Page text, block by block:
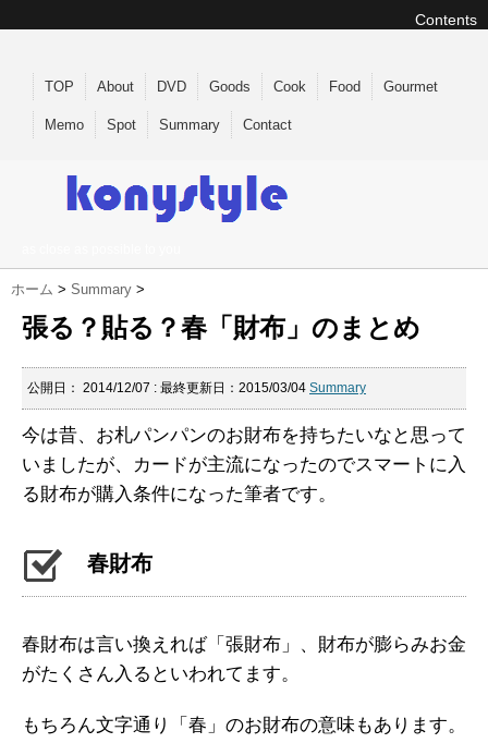
Contents
TOP About DVD Goods Cook Food Gourmet
Memo Spot Summary Contact
ホーム > Summary >
張る？貼る？春「財布」のまとめ
公開日： 2014/12/07 : 最終更新日：2015/03/04 Summary
今は昔、お札パンパンのお財布を持ちたいなと思って
いましたが、カードが主流になったのでスマートに入
る財布が購入条件になった筆者です。
春財布
春財布は言い換えれば「張財布」、財布が膨らみお金
がたくさん入るといわれてます。
もちろん文字通り「春」のお財布の意味もあります。